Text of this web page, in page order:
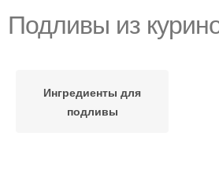
Подливы из
Ингредиенты для
подливы